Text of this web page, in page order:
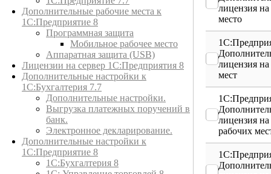
Дополнительные рабочие места к
1С:Предприятие 8
Программная защита
Мобильное рабочее место
Аппаратная защита (USB)
Лицензии на сервер 1С:Предприятия 8
Дополнительные настройки к
1С:Бухгалтерия 7.7
Дополнительные настройки.
Выгрузка платежных поручений в
банк.
Электронное декларирование.
Дополнительные настройки к
1С:Предприятие 8
1С:Бухгалтерия 8
лицензия на
место
лицензия
мест
лицензия на
рабочих